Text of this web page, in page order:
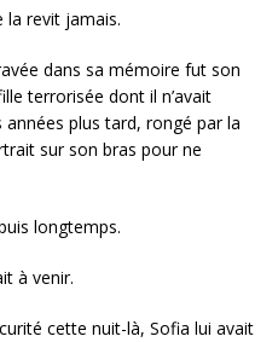
la revit jamais.
dans sa mémoire fut son
terrorisée dont il n’avait
plus tard, rongé par la
sur son bras pour ne
longtemps.
à venir.
cette nuit-là, Sofia lui avait